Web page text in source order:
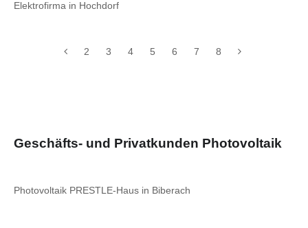
Elektrofirma in Hochdorf
2 3 4 5 6 7 8
Geschäfts- und Privatkunden Photovoltaik
Photovoltaik PRESTLE-Haus in Biberach